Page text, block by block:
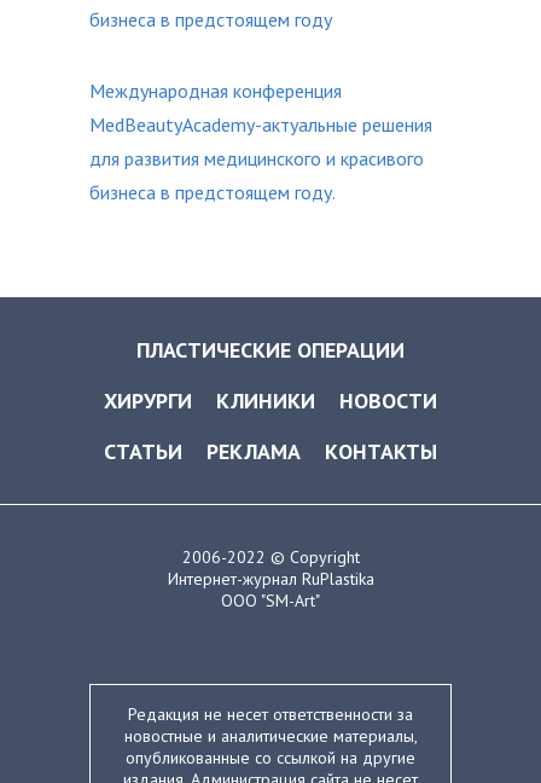
бизнеса в предстоящем году
Международная конференция
MedBeautyAcademy-актуальные решения
для развития медицинского и красивого
бизнеса в предстоящем году.
ПЛАСТИЧЕСКИЕ ОПЕРАЦИИ
ХИРУРГИ
КЛИНИКИ
НОВОСТИ
СТАТЬИ
РЕКЛАМА КОНТАКТЫ
2006-2022 © Copyright
Интернет-журнал RuPlastika
ООО "SM-Art"
Редакция не несет ответственности за
новостные и аналитические материалы,
опубликованные со ссылкой на другие